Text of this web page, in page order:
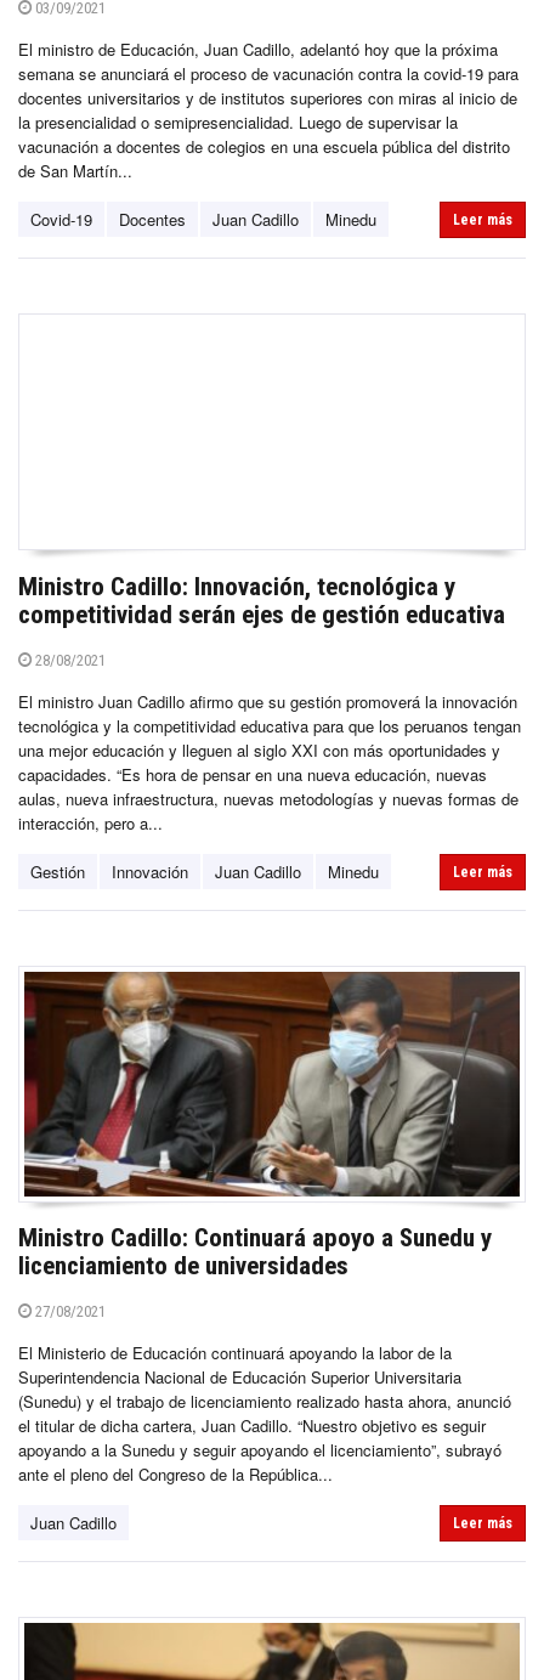
03/09/2021
El ministro de Educación, Juan Cadillo, adelantó hoy que la próxima
semana se anunciará el proceso de vacunación contra la covid-19 para
docentes universitarios y de institutos superiores con miras al inicio de
la presencialidad o semipresencialidad. Luego de supervisar la
vacunación a docentes de colegios en una escuela pública del distrito
de San Martín...
Covid-19 Docentes Juan Cadillo Minedu Leer más
Ministro Cadillo: Innovación, tecnológica y
competitividad serán ejes de gestión educativa
28/08/2021
El ministro Juan Cadillo afirmo que su gestión promoverá la innovación
tecnológica y la competitividad educativa para que los peruanos tengan
una mejor educación y lleguen al siglo XXI con más oportunidades y
capacidades. “Es hora de pensar en una nueva educación, nuevas
aulas, nueva infraestructura, nuevas metodologías y nuevas formas de
interacción, pero a...
Gestión Innovación Juan Cadillo Minedu Leer más
Ministro Cadillo: Continuará apoyo a Sunedu y
licenciamiento de universidades
27/08/2021
El Ministerio de Educación continuará apoyando la labor de la
Superintendencia Nacional de Educación Superior Universitaria
(Sunedu) y el trabajo de licenciamiento realizado hasta ahora, anunció
el titular de dicha cartera, Juan Cadillo. “Nuestro objetivo es seguir
apoyando a la Sunedu y seguir apoyando el licenciamiento”, subrayó
ante el pleno del Congreso de la República...
Juan Cadillo Leer más